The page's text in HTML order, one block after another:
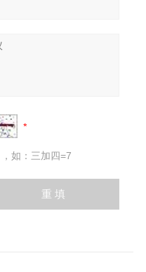
如：三加四=7